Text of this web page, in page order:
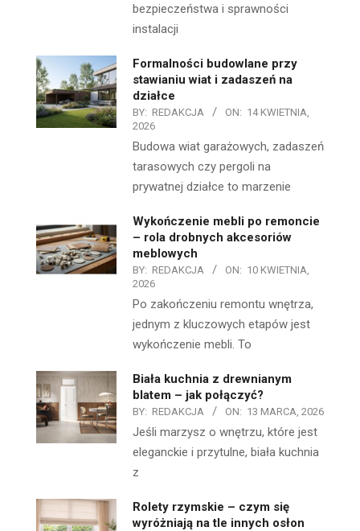
bezpieczeństwa i sprawności
instalacji
Formalności budowlane przy
stawianiu wiat i zadaszeń na
działce
BY: REDAKCJA ON: 14 KWIETNIA,
2026
Budowa wiat garażowych, zadaszeń
tarasowych czy pergoli na
prywatnej działce to marzenie
Wykończenie mebli po remoncie
– rola drobnych akcesoriów
meblowych
BY: REDAKCJA ON: 10 KWIETNIA,
2026
Po zakończeniu remontu wnętrza,
jednym z kluczowych etapów jest
wykończenie mebli. To
Biała kuchnia z drewnianym
blatem – jak połączyć?
BY: REDAKCJA ON: 13 MARCA, 2026
Jeśli marzysz o wnętrzu, które jest
eleganckie i przytulne, biała kuchnia
z
Rolety rzymskie – czym się
wyróżniają na tle innych osłon